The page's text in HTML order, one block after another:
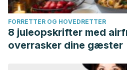
FORRETTER OG HOVEDRETTER
8 juleopskrifter med
overrasker dine gæster